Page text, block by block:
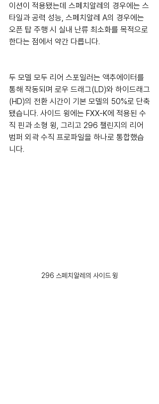
이션이 적용됐는데 스페치알레의 경우에는 스
타일과 공력 성능, 스페치알레 A의 경우에는
오픈 탑 주행 시 실내 난류 최소화를 목적으로
한다는 점에서 약간 다릅니다.
두 모델 모두 리어 스포일러는 액추에이터를
통해 작동되며 로우 드래그(LD)와 하이드래그
(HD)의 전환 시간이 기본 모델의 50%로 단축
됐습니다. 사이드 윙에는 FXX-K에 적용된 수
직 핀과 소형 윙, 그리고 296 챌린지의 리어
범퍼 외곽 수직 프로파일을 하나로 통합했습
니다.
296 스페치알레의 사이드 윙